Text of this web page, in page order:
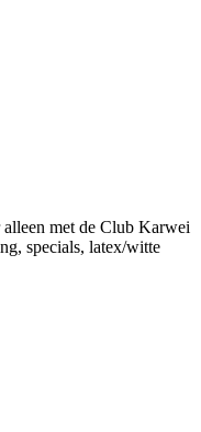
met de Club Karwei
specials, latex/witte